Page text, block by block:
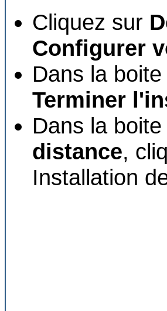
Cliquez sur
Configurer
Dans la
Terminer
Dans la
distance,
Installation